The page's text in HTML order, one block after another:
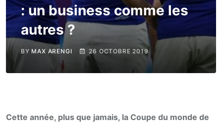
: un business comme les
autres ?
BY MAX ARENGI 26 OCTOBRE 2019
Cette année, plus que jamais, la Coupe du monde de